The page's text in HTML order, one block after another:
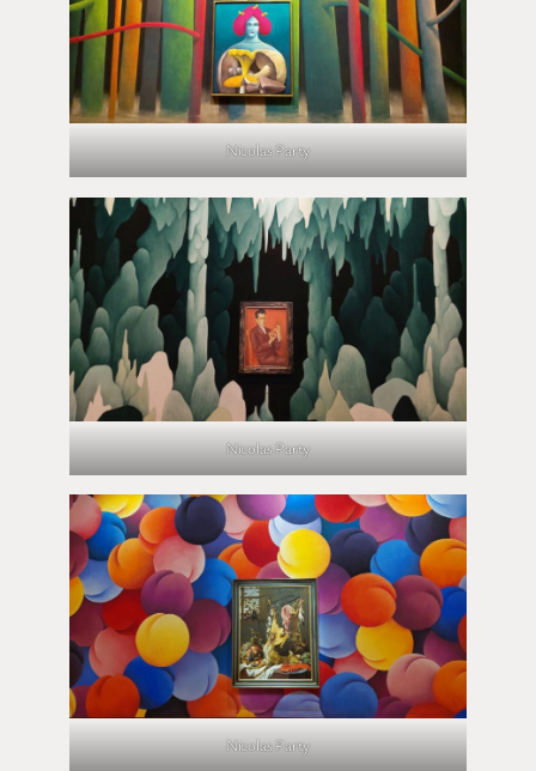
Nicolas Party
Nicolas Party
Nicolas Party